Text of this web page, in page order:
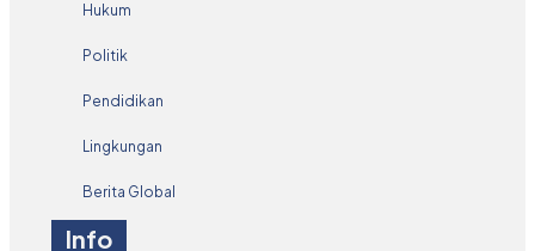
Hukum
Politik
Pendidikan
Lingkungan
Berita Global
Info